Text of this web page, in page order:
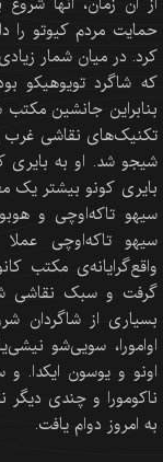
حمایت مردم کیوتو را
کرد. در میان شمار
که شاگرد تویوهیکو
بنابراین جانشین
تکنیک‌های نقاشی غرب
شیجو شد. او به بایری
بایری کونو بیشتر یک
سیهو تاکه‌اوچی و
سیهو تاکه‌اوچی
واقع‌گرایانه‌ی مکتب
گرفت و سبک نقاشی
بسیاری از شاگردان
اوامورا، سویی‌شو
اونو و یوسون ایکدا. و
ناکومورا و چندی
به امروز دوام یافت.